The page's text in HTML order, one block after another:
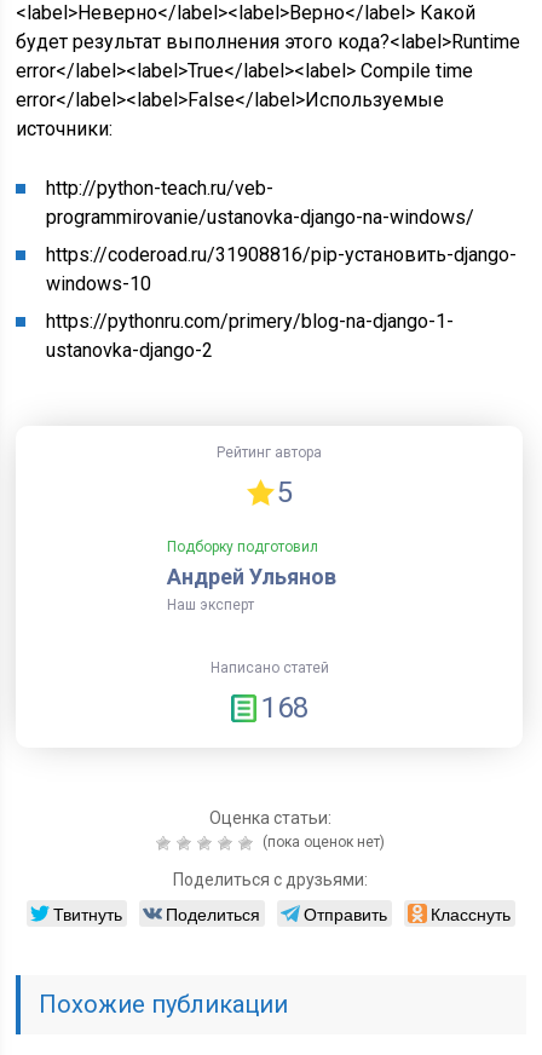
<label>Неверно</label><label>Верно</label> Какой
будет результат выполнения этого кода?<label>Runtime
error</label><label>True</label><label> Compile time
error</label><label>False</label>Используемые
источники:
http://python-teach.ru/veb-
programmirovanie/ustanovka-django-na-windows/
https://coderoad.ru/31908816/pip-установить-django-
windows-10
https://pythonru.com/primery/blog-na-django-1-
ustanovka-django-2
Рейтинг автора
5
Подборку подготовил
Андрей Ульянов
Наш эксперт
Написано статей
168
Оценка статьи:
(пока оценок нет)
Поделиться с друзьями:
Твитнуть Поделиться Отправить Класснуть
Похожие публикации